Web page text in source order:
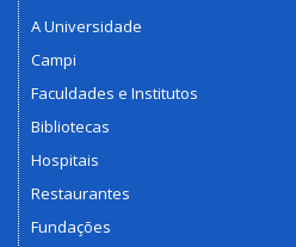
A Universidade
Campi
Faculdades e Institutos
Bibliotecas
Hospitais
Restaurantes
Fundações